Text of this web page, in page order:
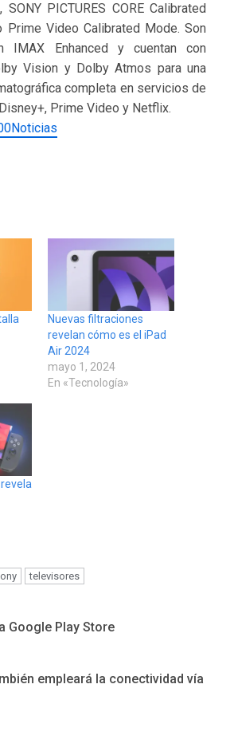
PICTURES CORE Calibrated
Prime Video Calibrated Mode. Son
IMAX Enhanced y cuentan con
Vision y Dolby Atmos para una
completa en servicios de
Prime Video y Netflix.
Nuevas filtraciones
revelan cómo es el iPad
Air 2024
mayo 1, 2024
En «Tecnología»
televisores
Google Play Store
empleará la conectividad vía
ÚLTIMA HORA